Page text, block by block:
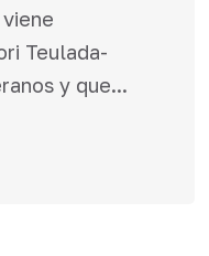
Teulada-
y que...